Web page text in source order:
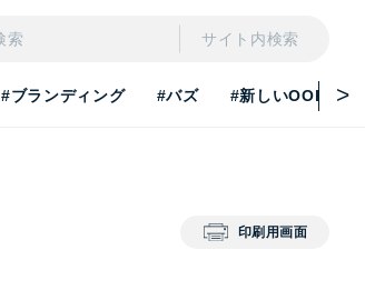
サイト内検索
#ブランディング #バズ #新しいOOH
印刷用画面